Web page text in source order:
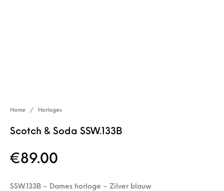
Home / Horloges
Scotch & Soda SSW.133B
€89.00
SSW.133B – Dames horloge – Zilver blauw